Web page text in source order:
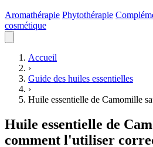
Aromathérapie Phytothérapie
cosmétique
Accueil
›
Guide des huiles essentielles
›
Huile essentielle de Camomille
Huile essentielle de
comment l'utiliser